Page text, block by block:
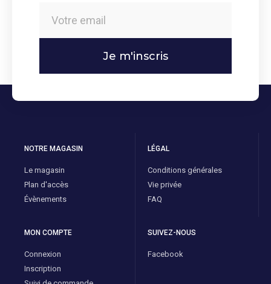
Je m'inscris
NOTRE MAGASIN
Le magasin
Plan d'accès
Évènements
LÉGAL
Conditions générales
Vie privée
FAQ
MON COMPTE
Connexion
Inscription
SUIVEZ-NOUS
Facebook